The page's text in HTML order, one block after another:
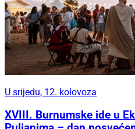
U srijedu, 12. kolovoza
XVIII. Burnumske ide u